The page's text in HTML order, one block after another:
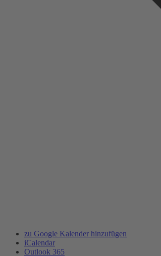
zu Google Kalender hinzufügen
iCalendar
Outlook 365